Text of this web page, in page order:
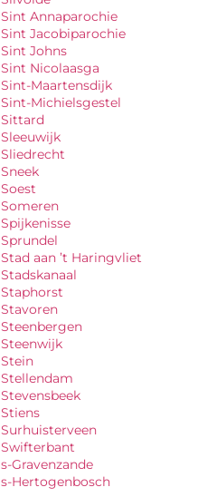
Sint Annaparochie
Sint Jacobiparochie
Sint Johns
Sint Nicolaasga
Sint-Maartensdijk
Sint-Michielsgestel
Sittard
Sleeuwijk
Sliedrecht
Sneek
Soest
Someren
Spijkenisse
Sprundel
Stad aan ’t Haringvliet
Stadskanaal
Staphorst
Stavoren
Steenbergen
Steenwijk
Stein
Stellendam
Stevensbeek
Stiens
Surhuisterveen
Swifterbant
s-Gravenzande
s-Hertogenbosch